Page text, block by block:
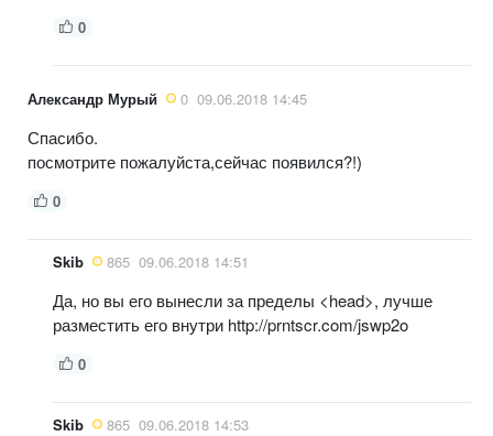
0
Александр Мурый 0 09.06.2018 14:45
Спасибо.
посмотрите пожалуйста,сейчас появился?!)
0
Skib 865 09.06.2018 14:51
Да, но вы его вынесли за пределы <head>, лучше
разместить его внутри http://prntscr.com/jswp2o
0
Skib 865 09.06.2018 14:53